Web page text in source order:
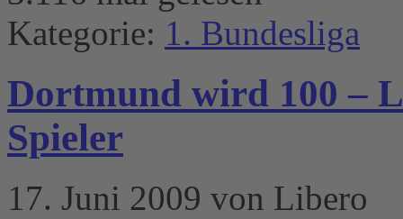
Kategorie: 1. Bundesliga
Dortmund wird 100 –
Spieler
17. Juni 2009 von Libero